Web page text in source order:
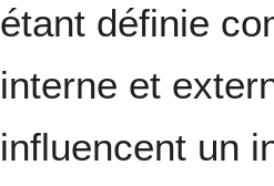
étant définie
interne et
influencent un